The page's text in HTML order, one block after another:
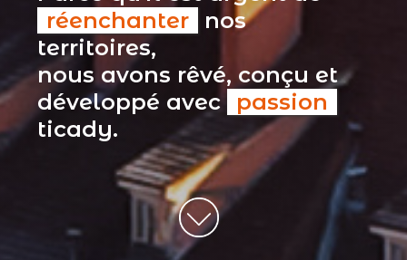
réenchanter
nos
territoires,
nous avons rêvé, conçu et
développé avec passion
ticady.